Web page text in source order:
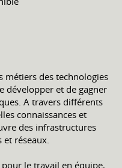
métiers des technologies
développer et de gagner
A travers différents
connaissances et
des infrastructures
et réseaux.
le travail en équipe,